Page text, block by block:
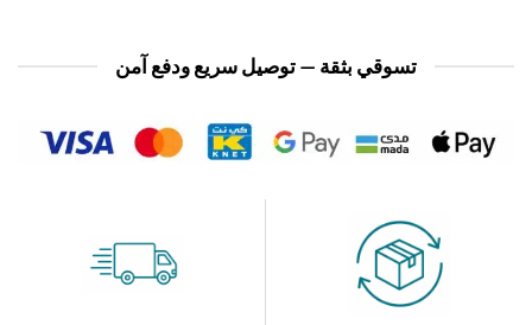
تسوقي بثقة — توصيل سريع ودفع آمن